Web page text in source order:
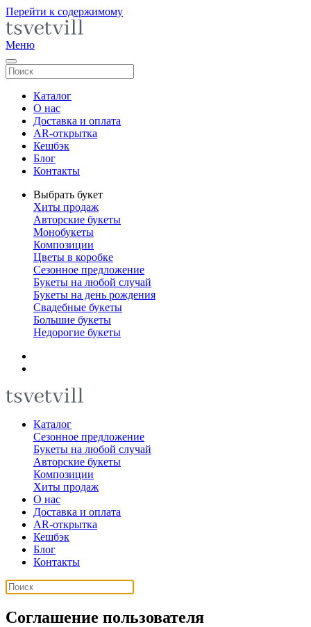
Перейти к содержимому
Меню
Каталог
О нас
Доставка и оплата
AR-открытка
Кешбэк
Блог
Контакты
Выбрать букет
Хиты продаж
Авторские букеты
Монобукеты
Композиции
Цветы в коробке
Сезонное предложение
Букеты на любой случай
Букеты на день рождения
Свадебные букеты
Большие букеты
Недорогие букеты
Каталог
Сезонное предложение
Букеты на любой случай
Авторские букеты
Композиции
Хиты продаж
О нас
Доставка и оплата
AR-открытка
Кешбэк
Блог
Контакты
Соглашение пользователя